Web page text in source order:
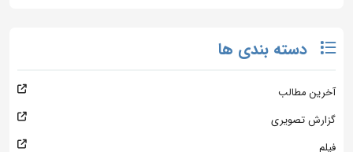
دسته بندی ها
آخرین مطالب
گزارش تصویری
فیلم